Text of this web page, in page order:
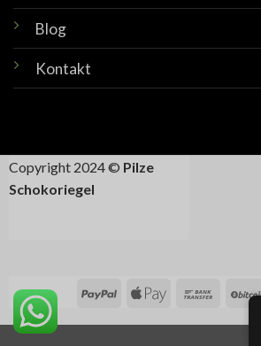
Blog
Kontakt
Copyright 2024 © Pilze
Schokoriegel